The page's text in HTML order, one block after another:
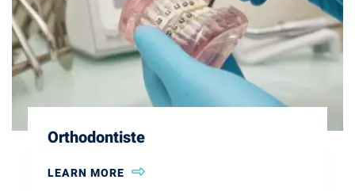
Orthodontiste
LEARN MORE